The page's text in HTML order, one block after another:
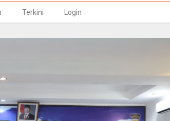
Terkini Login